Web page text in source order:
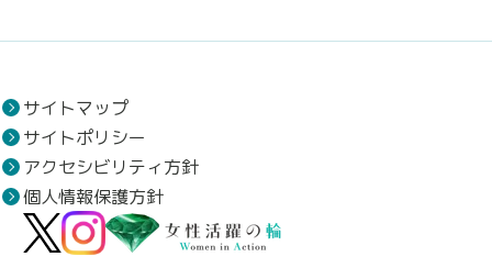
サイトマップ
サイトポリシー
アクセシビリティ方針
個人情報保護方針